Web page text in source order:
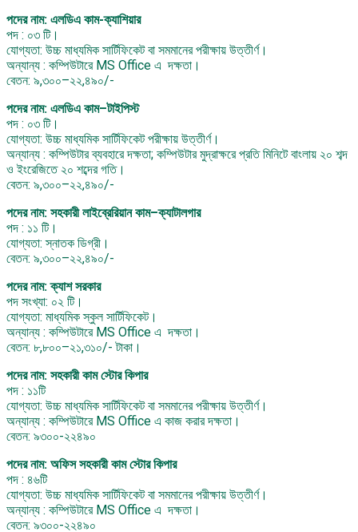
পদের নাম: এলডিএ কাম-ক্যাশিয়ার
পদ : ০৩ টি।
যোগ্যতা: উচ্চ মাধ্যমিক সার্টিফিকেট বা সমমানের পরীক্ষায় উত্তীর্ণ।
অন্যান্য : কম্পিউটারে MS Office এ দক্ষতা।
বেতন: ৯,৩০০–২২,৪৯০/-
পদের নাম: এলডিএ কাম–টাইপিস্ট
পদ : ০৩ টি।
যোগ্যতা: উচ্চ মাধ্যমিক সার্টিফিকেট পরীক্ষায় উত্তীর্ণ।
অন্যান্য : কম্পিউটার ব্যবহারে দক্ষতা; কম্পিউটার মুদ্রাক্ষরে প্রতি মিনিটে বাংলায় ২০ শব্দ
ও ইংরেজিতে ২০ শব্দের গতি।
বেতন: ৯,৩০০–২২,৪৯০/-
পদের নাম: সহকারী লাইব্রেরিয়ান কাম–ক্যাটালগার
পদ : ১১ টি।
যোগ্যতা: স্নাতক ডিগ্রী।
বেতন: ৯,৩০০–২২,৪৯০/-
পদের নাম: ক্যাশ সরকার
পদ সংখ্যা: ০২ টি।
যোগ্যতা: মাধ্যমিক স্কুল সার্টিফিকেট।
অন্যান্য : কম্পিউটারে MS Office এ দক্ষতা।
বেতন: ৮,৮০০–২১,৩১০/- টাকা।
পদের নাম: সহকারী কাম স্টোর কিপার
পদ : ১১টি
যোগ্যতা: উচ্চ মাধ্যমিক সার্টিফিকেট বা সমমানের পরীক্ষায় উত্তীর্ণ।
অন্যান্য : কম্পিউটারে MS Office এ কাজ করার দক্ষতা।
বেতন: ৯৩০০-২২৪৯০
পদের নাম: অফিস সহকারী কাম স্টোর কিপার
পদ : ৪৬টি
যোগ্যতা: উচ্চ মাধ্যমিক সার্টিফিকেট বা সমমানের পরীক্ষায় উত্তীর্ণ।
অন্যান্য : কম্পিউটারে MS Office এ দক্ষতা।
বেতন: ৯৩০০-২২৪৯০